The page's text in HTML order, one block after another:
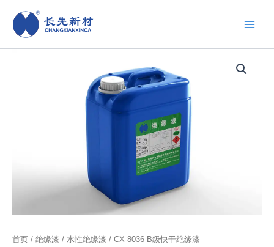
容
首页 / 绝缘漆 / 水性绝缘漆 / CX-8036 B级快干绝缘漆